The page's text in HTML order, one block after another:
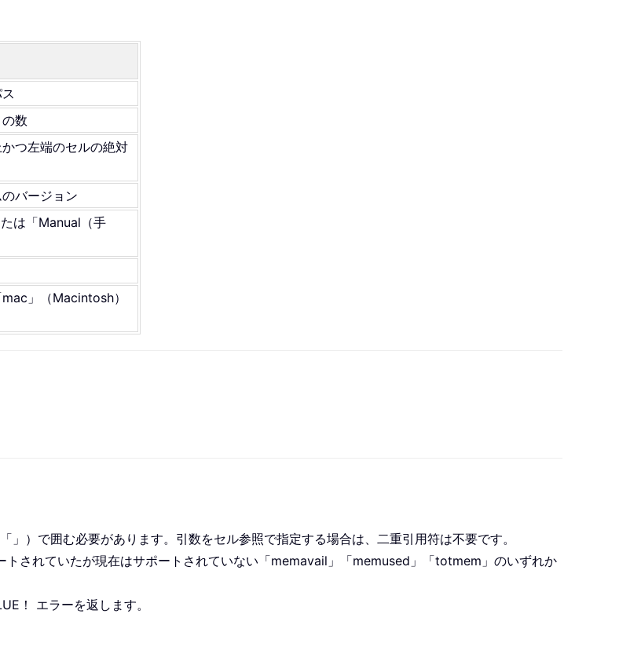
数
つ左端のセルの絶対
バージョン
は「Manual（手
」（Macintosh）
」）で囲む必要があります。引数をセル参照で指定する場合は、二重引用符は不要です。
トされていたが現在はサポートされていない「memavail」「memused」「totmem」のいずれか
！ エラーを返します。